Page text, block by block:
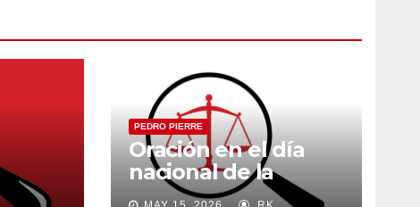
PEDRO PIERRE
Oración en el día
nacional de la
madre